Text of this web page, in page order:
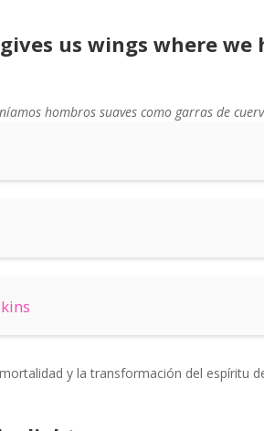
us wings where we
hombros suaves como garras de
y la transformación del espíritu